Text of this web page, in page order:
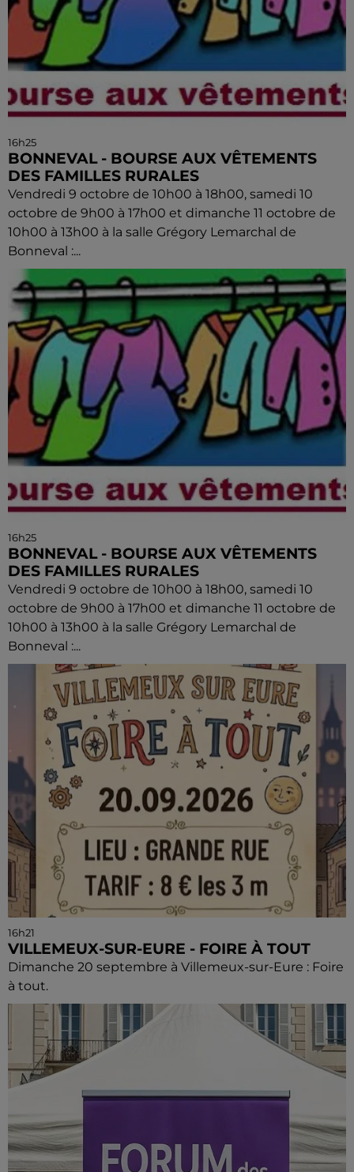
16h25
BONNEVAL - BOURSE AUX VÊTEMENTS
DES FAMILLES RURALES
Vendredi 9 octobre de 10h00 à 18h00, samedi 10
octobre de 9h00 à 17h00 et dimanche 11 octobre de
10h00 à 13h00 à la salle Grégory Lemarchal de
Bonneval :...
16h25
BONNEVAL - BOURSE AUX VÊTEMENTS
DES FAMILLES RURALES
Vendredi 9 octobre de 10h00 à 18h00, samedi 10
octobre de 9h00 à 17h00 et dimanche 11 octobre de
10h00 à 13h00 à la salle Grégory Lemarchal de
Bonneval :...
16h21
VILLEMEUX-SUR-EURE - FOIRE À TOUT
Dimanche 20 septembre à Villemeux-sur-Eure : Foire
à tout.